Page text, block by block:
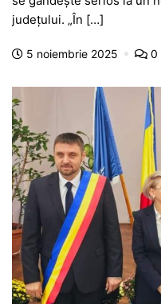
b
o
A
p n
er
județului. „În […]
5 noiembrie 2025 0